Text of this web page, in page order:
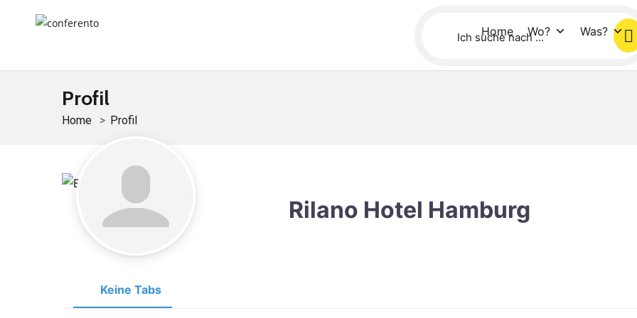
Home Wo? Was?
Profil
Home Profil
Rilano Hotel Hamburg
Keine Tabs